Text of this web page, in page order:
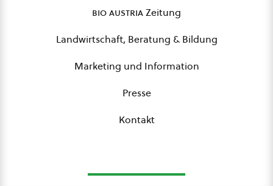
bio austriaZeitung
Landwirtschaft, Beratung & Bildung
Marketing und Information
Presse
Kontakt